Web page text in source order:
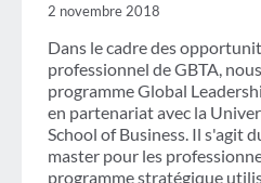
LA
DE
CRISE
2 novembre 2018
Dans le cadre des
professionnel de GBTA,
programme Global
en partenariat avec la
School of Business. Il s'agit
master pour les
programme stratégique